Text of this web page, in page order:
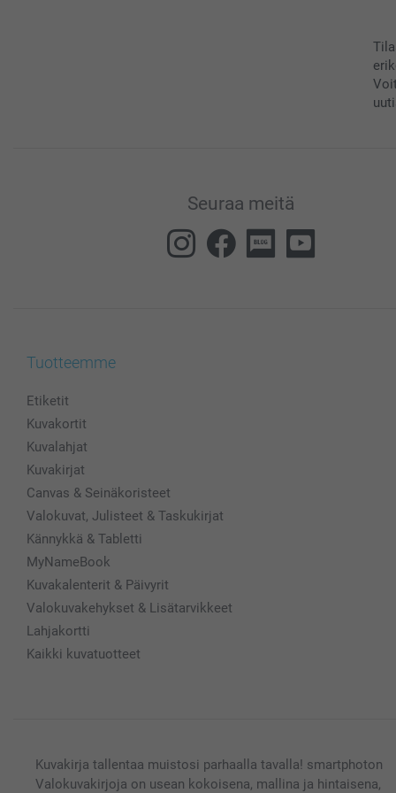
Seuraa meitä
Tuotteemme
Etiketit
Kuvakortit
Kuvalahjat
Kuvakirjat
Canvas & Seinäkoristeet
Valokuvat, Julisteet & Taskukirjat
Kännykkä & Tabletti
MyNameBook
Kuvakalenterit & Päivyrit
Valokuvakehykset & Lisätarvikkeet
Lahjakortti
Kaikki kuvatuotteet
Kuvakirja tallentaa muistosi parhaalla tavalla! smartphoton
Valokuvakirjoja on usean kokoisena, mallina ja hintaisena,